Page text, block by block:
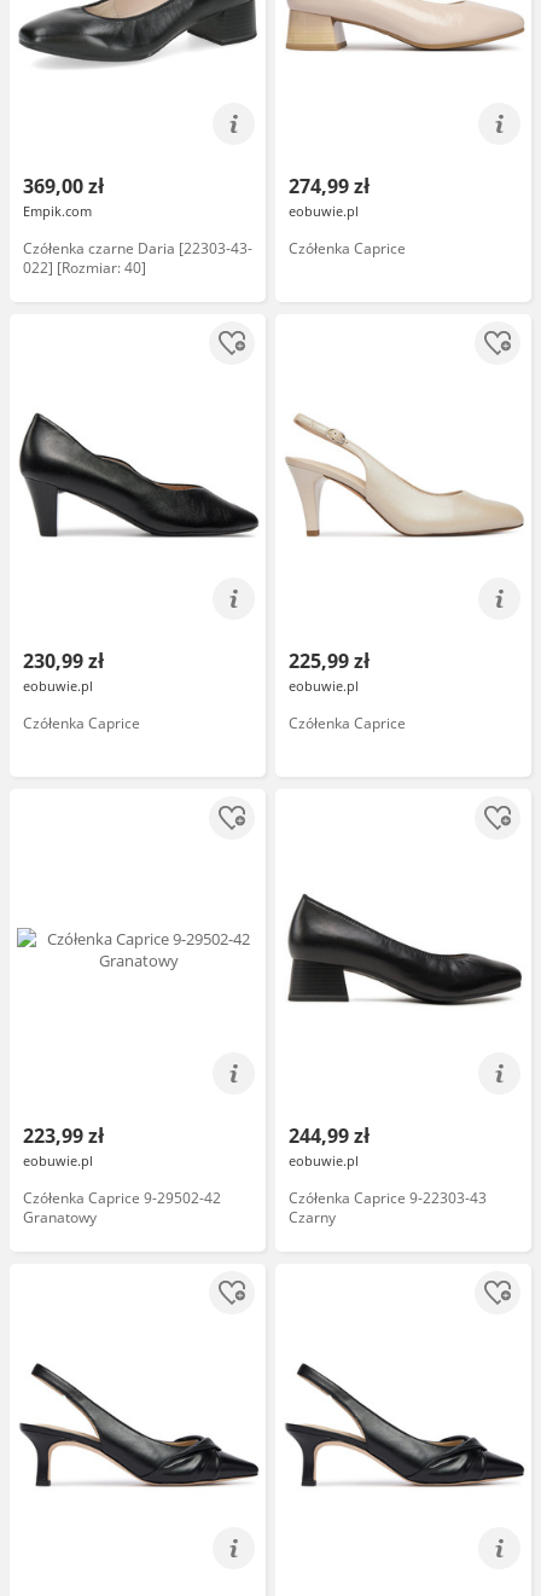
369,00 zł
Empik.com
Czółenka czarne Daria [22303-43-
022] [Rozmiar: 40]
274,99 zł
eobuwie.pl
Czółenka Caprice
230,99 zł
eobuwie.pl
Czółenka Caprice
225,99 zł
eobuwie.pl
Czółenka Caprice
223,99 zł
eobuwie.pl
Czółenka Caprice 9-29502-42
Granatowy
244,99 zł
eobuwie.pl
Czółenka Caprice 9-22303-43
Czarny